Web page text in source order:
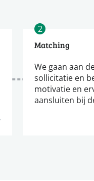
2
Matching
We gaan aan
sollicitatie en
motivatie en
aansluiten bij